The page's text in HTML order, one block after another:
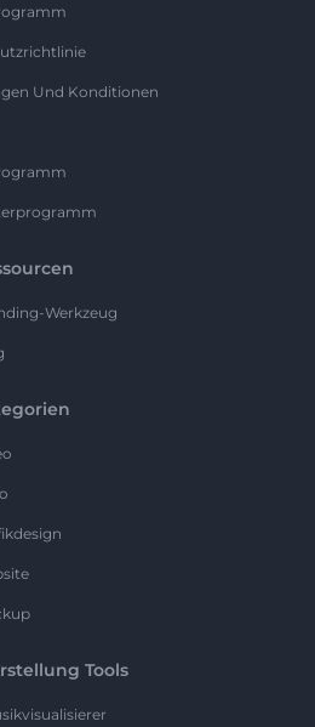
Und Konditionen
Werkzeug
Tools